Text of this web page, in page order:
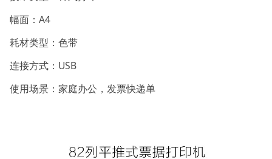
幅面：A4
耗材类型：色带
连接方式：USB
使用场景：家庭办公，发票快递单